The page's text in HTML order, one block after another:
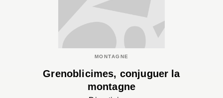
MONTAGNE
Grenoblicimes, conjuguer la
montagne